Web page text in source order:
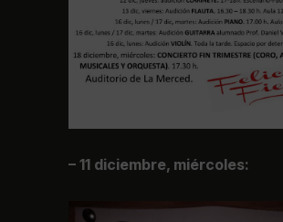
– 11 diciembre, miércoles: